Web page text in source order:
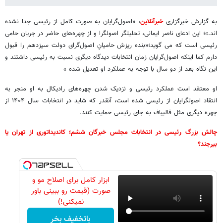
به گزارش خبرگزاریخبرآنلاین، «اصول‌گرایان به صورت کامل از رئیسی جدا نشده
اند.»؛ این ادعای ناصر ایمانی، تحلیلگر اصولگرا و از چهره‌های حاضر در جریان حامی
رئیسی است که می گوید؛«بنده ریزش حامیانِ اصول‌گرای دولت سیزدهم را قبول
دارم کما اینکه اصول‌گرایان زمان انتخابات دیدگاه دیگری نسبت به رئیسی داشتند و
این نگاه بعد از دو سال با توجه به عملکرد او تعدیل شده »
او معتقد است عملکرد رئیسی و نزدیک شدن چهره‌های رادیکال به او منجر به
انتقاد اصولگرایان از رئیسی شده است، آنقدر که شاید در انتخابات سال ۱۴۰۴ از
چهره دیگری مثل قالیباف به جای رئیسی حمایت کنند.
چالش بزرگ رئیسی در انتخابات مجلس خبرگان ششم؛ کاندیداتوری از تهران یا
بیرجند؟
ابزار کامل برای اصلاح مو و
صورت (قیمت رو ببینی باور
نمیکنی!)
باتخفیف بخر